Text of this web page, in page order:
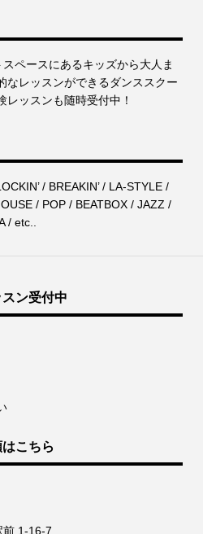
ペースにあるキッズから⼤⼈ま
なレッスンができるダンススクー
レッスンも随時受付中！
/ BREAKIN’ / LA-STYLE /
/ POP / BEATBOX / JAZZ /
/ etc..
ン受付中
こちら
前 1-16-7